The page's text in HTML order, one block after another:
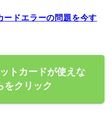
ードエラーの問題を今す
トカードが使えな
をクリック